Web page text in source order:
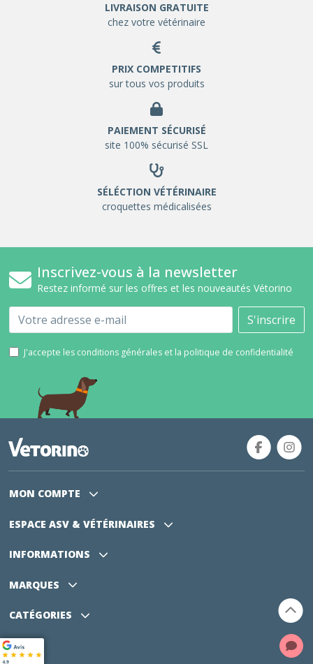
LIVRAISON GRATUITE
chez votre vétérinaire
PRIX COMPETITIFS
sur tous vos produits
PAIEMENT SÉCURISÉ
site 100% sécurisé SSL
SÉLÉCTION VÉTÉRINAIRE
croquettes médicalisées
Inscrivez-vous à la newsletter
Restez informé sur les offres et les nouveautés Vétorino
Email S'inscrire
J'accepte les conditions générales et la politique de confidentialité
MON COMPTE
ESPACE ASV & VÉTÉRINAIRES
INFORMATIONS
MARQUES
CATÉGORIES